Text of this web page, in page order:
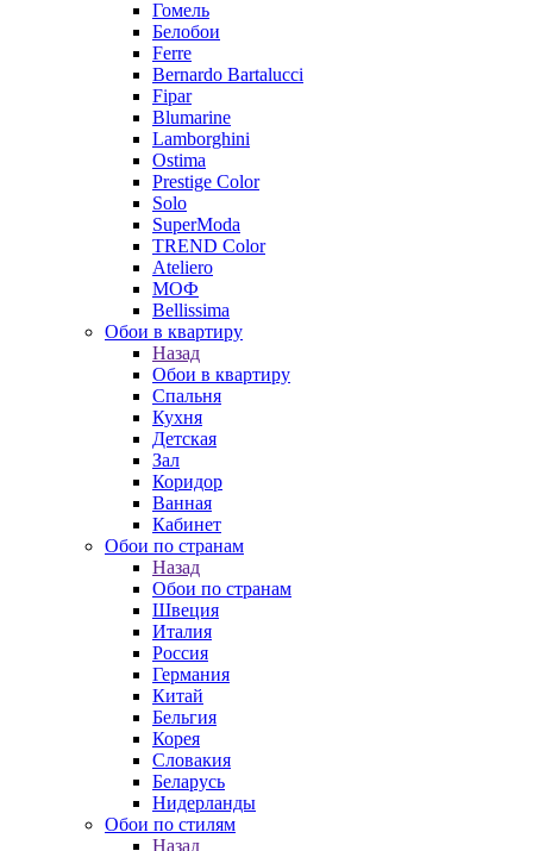
Гомель
Белобои
Ferre
Bernardo Bartalucci
Fipar
Blumarine
Lamborghini
Ostima
Prestige Color
Solo
SuperModa
TREND Color
Ateliero
МОФ
Bellissima
Обои в квартиру
Назад
Обои в квартиру
Спальня
Кухня
Детская
Зал
Коридор
Ванная
Кабинет
Обои по странам
Назад
Обои по странам
Швеция
Италия
Россия
Германия
Китай
Бельгия
Корея
Словакия
Беларусь
Нидерланды
Обои по стилям
Назад